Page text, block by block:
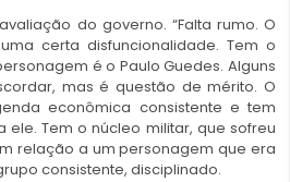
do governo. “Falta rumo. O
certa disfuncionalidade. Tem o
é o Paulo Guedes. Alguns
mas é questão de mérito. O
econômica consistente e tem
Tem o núcleo militar, que sofreu
relação a um personagem que era
consistente, disciplinado.